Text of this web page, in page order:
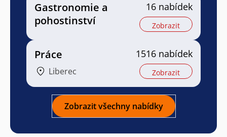
Gastronomie a
pohostinství
16 nabídek
Zobrazit
Práce
Liberec
1516 nabídek
Zobrazit
Zobrazit všechny nabídky